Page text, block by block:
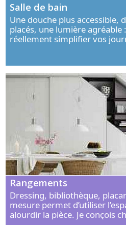
Salle de bain
Une douche plus accessible,
placés, une lumière
réellement simplifier vos
concevoir un espace
Rangements
Dressing, bibliothèque,
mesure permet d’utiliser
alourdir la pièce. Je conçois